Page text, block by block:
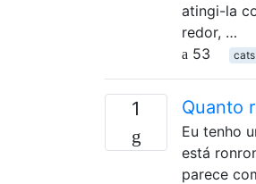
atingi-la
redor, …
53
cats
1 Quanto
Eu tenho
está
parece